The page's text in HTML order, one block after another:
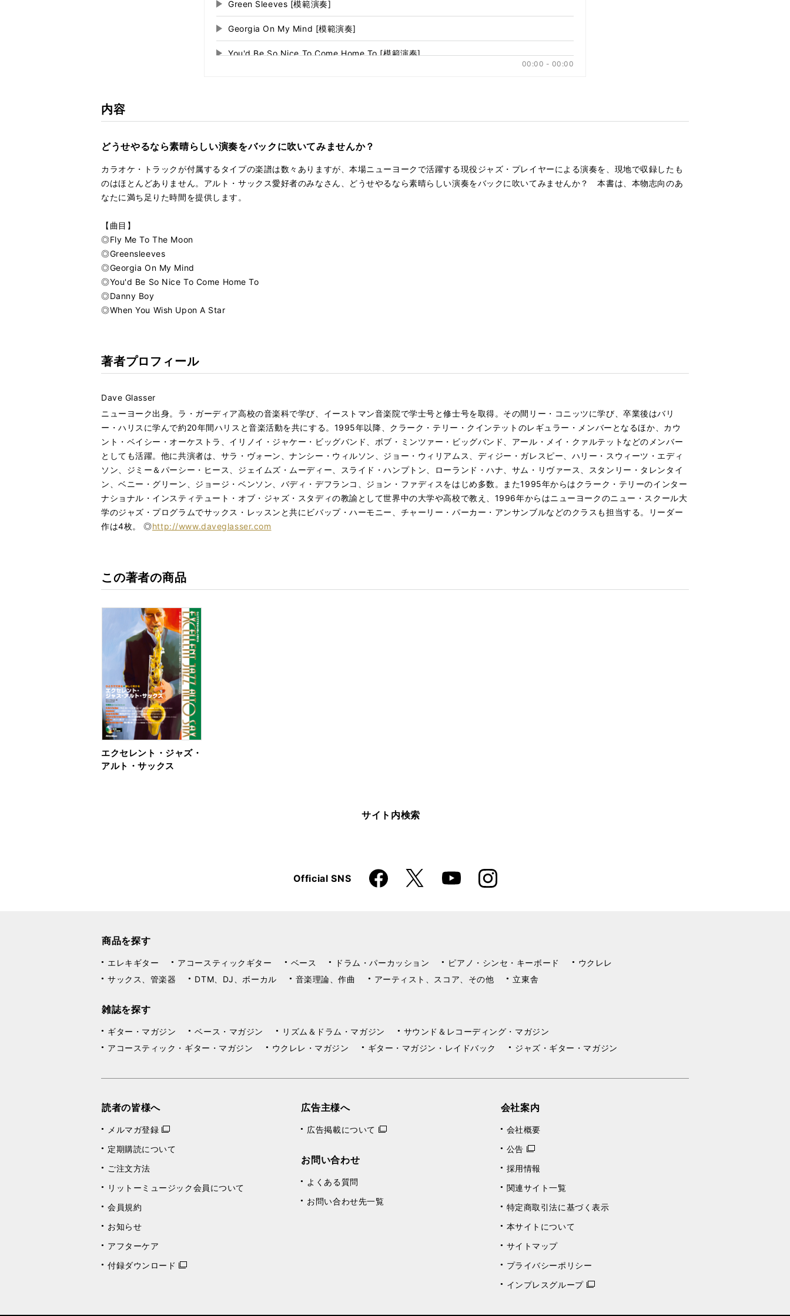
す
る
再
生
す
る
Green Sleeves [模範演奏]
再
生
す
Georgia On My Mind [模範演奏]
再
You'd Be So Nice To Come Home To [模範演奏]
る
00:00 - 00:00
内容
どうせやるなら素晴らしい演奏をバックに吹いてみませんか？
カラオケ・トラックが付属するタイプの楽譜は数々ありますが、本場ニューヨークで活躍する現役ジャズ・プレイヤーによる演奏を、現地で収録したも
のはほとんどありません。アルト・サックス愛好者のみなさん、どうせやるなら素晴らしい演奏をバックに吹いてみませんか？ 本書は、本物志向のあ
なたに満ち足りた時間を提供します。
【曲目】
◎Fly Me To The Moon
◎Greensleeves
◎Georgia On My Mind
◎You'd Be So Nice To Come Home To
◎Danny Boy
◎When You Wish Upon A Star
著者プロフィール
Dave Glasser
ニューヨーク出身。ラ・ガーディア高校の音楽科で学び、イーストマン音楽院で学士号と修士号を取得。その間リー・コニッツに学び、卒業後はバリ
ー・ハリスに学んで約20年間ハリスと音楽活動を共にする。1995年以降、クラーク・テリー・クインテットのレギュラー・メンバーとなるほか、カウ
ント・ベイシー・オーケストラ、イリノイ・ジャケー・ビッグバンド、ボブ・ミンツァー・ビッグバンド、アール・メイ・クァルテットなどのメンバー
としても活躍。他に共演者は、サラ・ヴォーン、ナンシー・ウィルソン、ジョー・ウィリアムス、ディジー・ガレスピー、ハリー・スウィーツ・エディ
ソン、ジミー＆パーシー・ヒース、ジェイムズ・ムーディー、スライド・ハンプトン、ローランド・ハナ、サム・リヴァース、スタンリー・タレンタイ
ン、ベニー・グリーン、ジョージ・ベンソン、バディ・デフランコ、ジョン・ファディスをはじめ多数。また1995年からはクラーク・テリーのインター
ナショナル・インスティテュート・オブ・ジャズ・スタディの教諭として世界中の大学や高校で教え、1996年からはニューヨークのニュー・スクール大
学のジャズ・プログラムでサックス・レッスンと共にビバップ・ハーモニー、チャーリー・パーカー・アンサンブルなどのクラスも担当する。リーダー
作は4枚。 ◎http://www.daveglasser.com
この著者の商品
エクセレント・ジャズ・
アルト・サックス
サイト内検索
Official SNSFaceboo
k
X YouTube Instagra
m
商品を探す
エレキギター アコースティックギター ベース ドラム・パーカッション ピアノ・シンセ・キーボード
ウクレレ
サックス、管楽器
DTM、DJ、ボーカル 音楽理論、作曲 アーティスト、スコア、その他 立東舎
雑誌を探す
ギター・マガジン ベース・マガジン リズム＆ドラム・マガジン
サウンド＆レコーディング・マガジン
アコースティック・ギター・マガジン
ウクレレ・マガジン ギター・マガジン・レイドバック ジャズ・ギター・マガジン
読者の皆様へ
メルマガ登録
定期購読について
ご注文方法
リットーミュージック会員について
会員規約
お知らせ
アフターケア
付録ダウンロード
広告主様へ
広告掲載について
お問い合わせ
よくある質問
お問い合わせ先一覧
会社案内
会社概要
公告
採用情報
関連サイト一覧
特定商取引法に基づく表示
本サイトについて
サイトマップ
プライバシーポリシー
インプレスグループ